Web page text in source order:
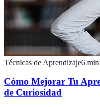
Técnicas de Aprendizaje6 min
Cómo Mejorar Tu
de Curiosidad